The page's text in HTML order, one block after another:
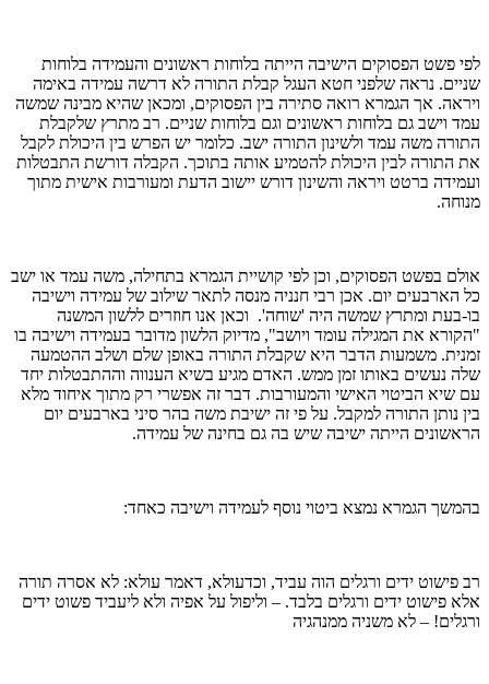
לפי פשט הפסוקים הישיבה הייתה בלוחות ראשונים והעמידה בלוחות
שניים. נראה שלפני חטא העגל קבלת התורה לא דרשה עמידה באימה
ויראה. אך הגמרא רואה סתירה בין הפסוקים, ומכאן שהיא מבינה שמשה
עמד וישב גם בלוחות ראשונים וגם בלוחות שניים. רב מתרץ שלקבלת
התורה משה עמד ולשינון התורה ישב. כלומר יש הפרש בין היכולת לקבל
את התורה לבין היכולת להטמיע אותה בתוכך. הקבלה דורשת התבטלות
ועמידה ברטט ויראה והשינון דורש יישוב הדעת ומעורבות אישית מתוך
מנוחה.
אולם בפשט הפסוקים, וכן לפי קושיית הגמרא בתחילה, משה עמד או ישב
כל הארבעים יום. אכן רבי חנניה מנסה לתאר שילוב של עמידה וישיבה
בו-בעת ומתרץ שמשה היה 'שוחה'. וכאן אנו חוזרים ללשון המשנה
"הקורא את המגילה עומד ויושב", מדיוק הלשון מדובר בעמידה וישיבה בו
זמנית. משמעות הדבר היא שקבלת התורה באופן שלם ושלב ההטמעה
שלה נעשים באותו זמן ממש. האדם מגיע בשיא הענווה וההתבטלות יחד
עם שיא הביטוי האישי והמעורבות. דבר זה אפשרי רק מתוך איחוד מלא
בין נותן התורה למקבל. על פי זה ישיבת משה בהר סיני בארבעים יום
הראשונים הייתה ישיבה שיש בה גם בחינה של עמידה.
בהמשך הגמרא נמצא ביטוי נוסף לעמידה וישיבה כאחד:
רב פישוט ידים ורגלים הוה עביד, וכדעולא, דאמר עולא: לא אסרה תורה
אלא פישוט ידים ורגלים בלבד. – וליפול על אפיה ולא ליעביד פשוט ידים
ורגלים! – לא משניה ממנהגיה